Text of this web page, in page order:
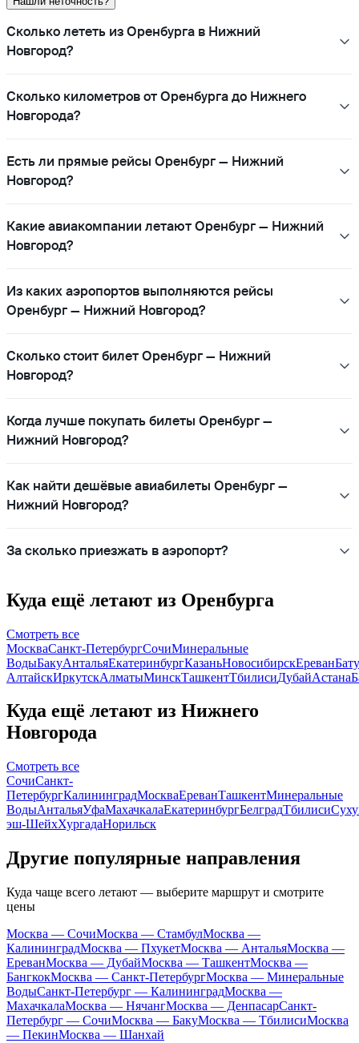
Сколько лететь из Оренбурга в Нижний
Новгород?
Сколько километров от Оренбурга до Нижнего
Новгорода?
Есть ли прямые рейсы Оренбург — Нижний
Новгород?
Какие авиакомпании летают Оренбург — Нижний
Новгород?
Из каких аэропортов выполняются рейсы
Оренбург — Нижний Новгород?
Сколько стоит билет Оренбург — Нижний
Новгород?
Когда лучше покупать билеты Оренбург —
Нижний Новгород?
Как найти дешёвые авиабилеты Оренбург —
Нижний Новгород?
За сколько приезжать в аэропорт?
Куда ещё летают из Оренбурга
Смотреть все
МоскваСанкт-ПетербургСочиМинеральные
ВодыБакуАнтальяЕкатеринбургКазаньНовосибирскЕреван
АлтайскИркутскАлматыМинскТашкентТбилисиДубайАстана
Куда ещё летают из Нижнего
Новгорода
Смотреть все
СочиСанкт-
ПетербургКалининградМоскваЕреванТашкентМинеральные
ВодыАнтальяУфаМахачкалаЕкатеринбургБелградТбилиси
эш-ШейхХургадаНорильск
Другие популярные направления
Куда чаще всего летают — выберите маршрут и смотрите
цены
Москва — СочиМосква — СтамбулМосква —
КалининградМосква — ПхукетМосква — АнтальяМосква —
ЕреванМосква — ДубайМосква — ТашкентМосква —
БангкокМосква — Санкт-ПетербургМосква — Минеральные
ВодыСанкт-Петербург — КалининградМосква —
МахачкалаМосква — НячангМосква — ДенпасарСанкт-
Петербург — СочиМосква — БакуМосква — ТбилисиМосква
— ПекинМосква — Шанхай